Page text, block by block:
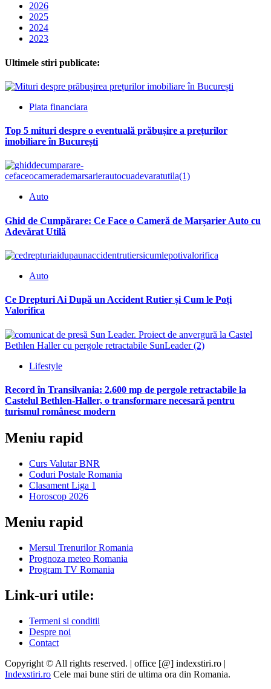
2026
2025
2024
2023
Ultimele stiri publicate:
Piata financiara
Top 5 mituri despre o eventuală prăbușire a prețurilor
imobiliare în București
Auto
Ghid de Cumpărare: Ce Face o Cameră de Marșarier Auto cu
Adevărat Utilă
Auto
Ce Drepturi Ai După un Accident Rutier și Cum le Poți
Valorifica
Lifestyle
Record în Transilvania: 2.600 mp de pergole retractabile la
Castelul Bethlen-Haller, o transformare necesară pentru
turismul românesc modern
Meniu rapid
Curs Valutar BNR
Coduri Postale Romania
Clasament Liga 1
Horoscop 2026
Meniu rapid
Mersul Trenurilor Romania
Prognoza meteo Romania
Program TV Romania
Link-uri utile:
Termeni si conditii
Despre noi
Contact
Copyright © All rights reserved. | office [@] indexstiri.ro |
Indexstiri.ro Cele mai bune stiri de ultima ora din Romania.